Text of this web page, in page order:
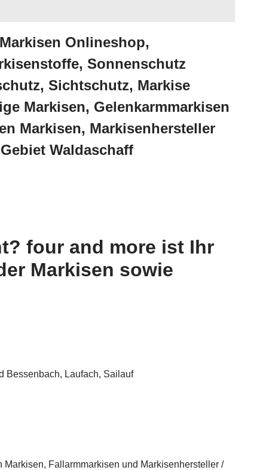
Onlineshop,
Sonnenschutz
Sichtschutz, Markise
Markisen, Gelenkarmmarkisen
Markisen, Markisenhersteller
Waldaschaff
four and more ist Ihr
Markisen sowie
Bessenbach, Laufach, Sailauf
Markisen, Fallarmmarkisen und Markisenhersteller /